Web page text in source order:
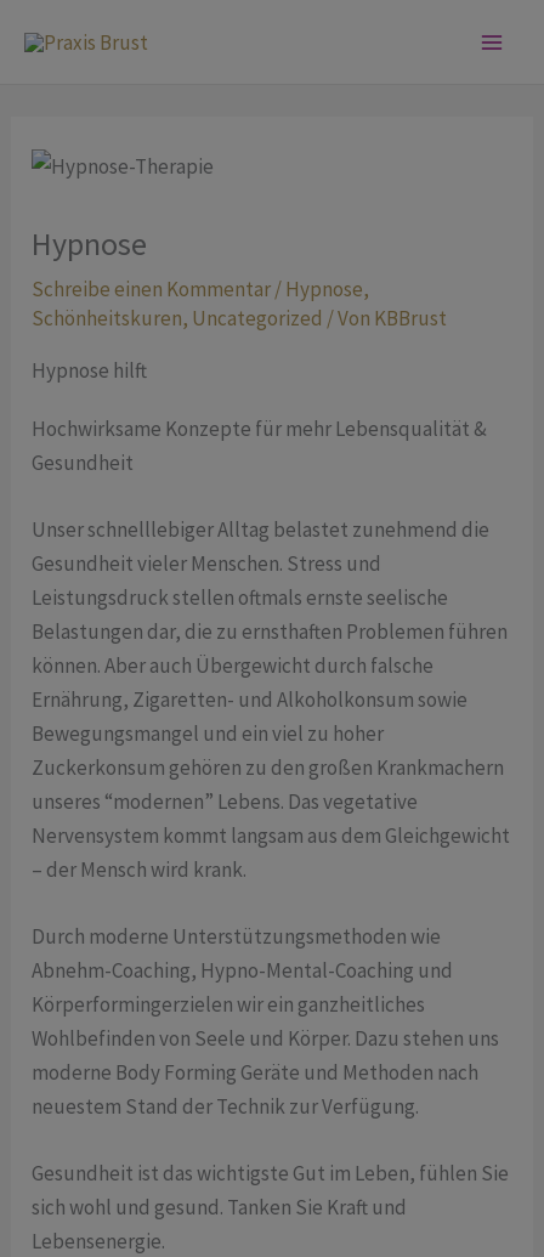
Inhalt
Hypnose
Schreibe einen Kommentar/Hypnose,
Schönheitskuren, Uncategorized / Von KBBrust
Hypnose hilft
Hochwirksame Konzepte für mehr Lebensqualität &
Gesundheit
Unser schnelllebiger Alltag belastet zunehmend die
Gesundheit vieler Menschen. Stress und
Leistungsdruck stellen oftmals ernste seelische
Belastungen dar, die zu ernsthaften Problemen führen
können. Aber auch Übergewicht durch falsche
Ernährung, Zigaretten- und Alkoholkonsum sowie
Bewegungsmangel und ein viel zu hoher
Zuckerkonsum gehören zu den großen Krankmachern
unseres “modernen” Lebens. Das vegetative
Nervensystem kommt langsam aus dem Gleichgewicht
– der Mensch wird krank.
Durch moderne Unterstützungsmethoden wie
Abnehm-Coaching, Hypno-Mental-Coaching und
Körperformingerzielen wir ein ganzheitliches
Wohlbefinden von Seele und Körper. Dazu stehen uns
moderne Body Forming Geräte und Methoden nach
neuestem Stand der Technik zur Verfügung.
Gesundheit ist das wichtigste Gut im Leben, fühlen Sie
sich wohl und gesund. Tanken Sie Kraft und
Lebensenergie.